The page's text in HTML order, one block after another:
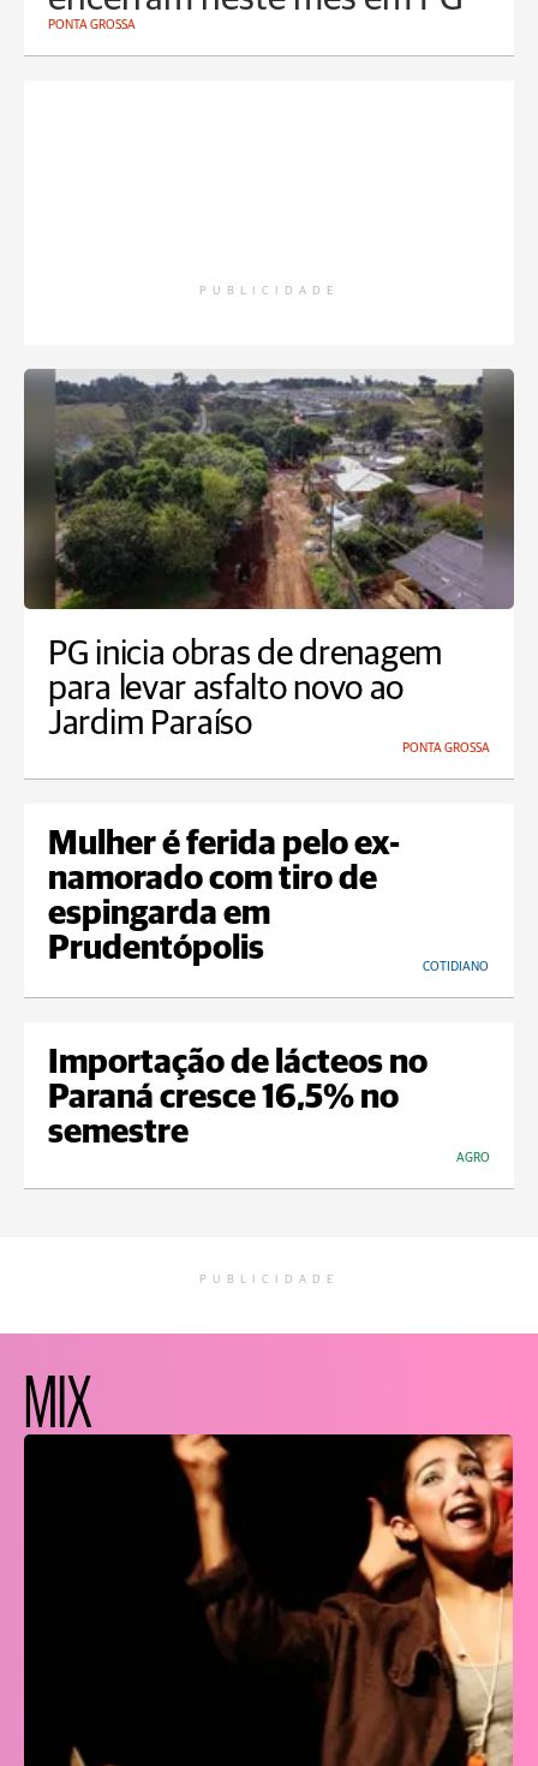
PONTA GROSSA
PUBLICIDADE
PG inicia obras de drenagem
para levar asfalto novo ao
Jardim Paraíso
PONTA GROSSA
Mulher é ferida pelo ex-
namorado com tiro de
espingarda em
Prudentópolis
COTIDIANO
Importação de lácteos no
Paraná cresce 16,5% no
semestre
AGRO
PUBLICIDADE
MIX